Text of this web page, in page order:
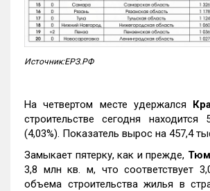
Источник:ЕРЗ.РФ
На четвертом месте удержался
строительстве сегодня
(4,03%). Показатель вырос на 457,4
Замыкает пятерку, как и прежде,
3,8 млн кв. м, что соответствует
объема строительства жилья в